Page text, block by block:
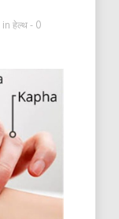
in हेल्थ - 0